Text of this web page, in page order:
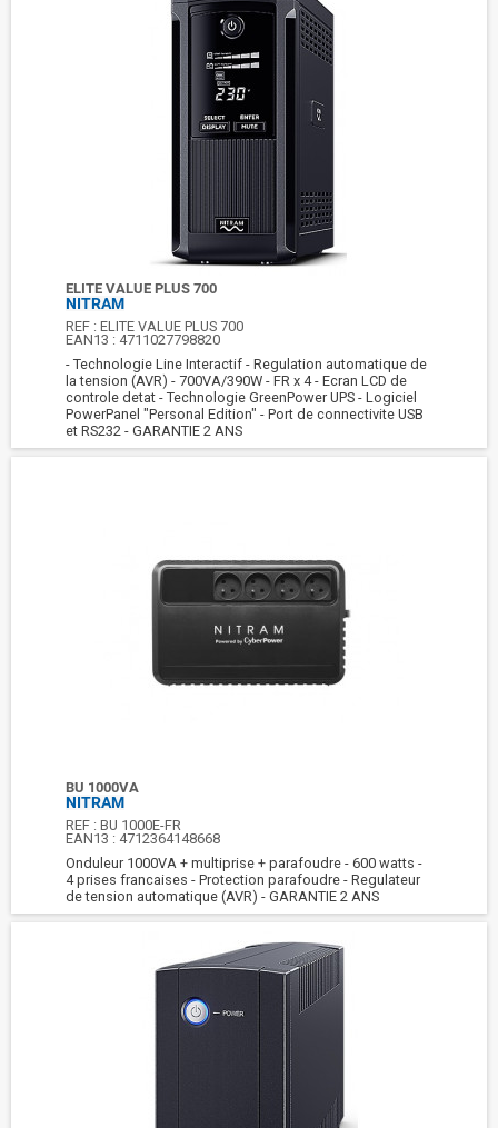
ELITE VALUE PLUS 700
NITRAM
REF :ELITE VALUE PLUS 700
EAN13 : 4711027798820
- Technologie Line Interactif - Regulation automatique de
la tension (AVR) - 700VA/390W - FR x 4 - Ecran LCD de
controle detat - Technologie GreenPower UPS - Logiciel
PowerPanel "Personal Edition" - Port de connectivite USB
et RS232 - GARANTIE 2 ANS
BU 1000VA
NITRAM
REF :BU 1000E-FR
EAN13 : 4712364148668
Onduleur 1000VA + multiprise + parafoudre - 600 watts -
4 prises francaises - Protection parafoudre - Regulateur
de tension automatique (AVR) - GARANTIE 2 ANS